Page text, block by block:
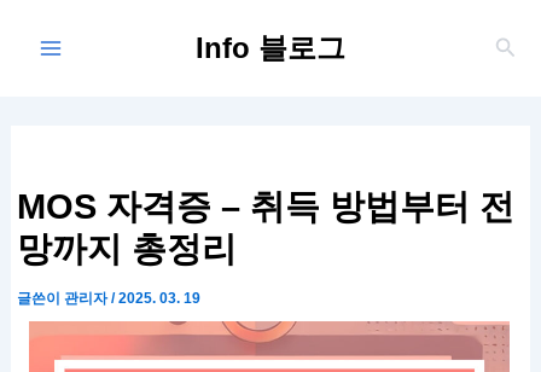
Info 블로그
검
MOS 자격증 – 취득 방법부터 전
망까지 총정리
글쓴이 관리자/2025. 03. 19